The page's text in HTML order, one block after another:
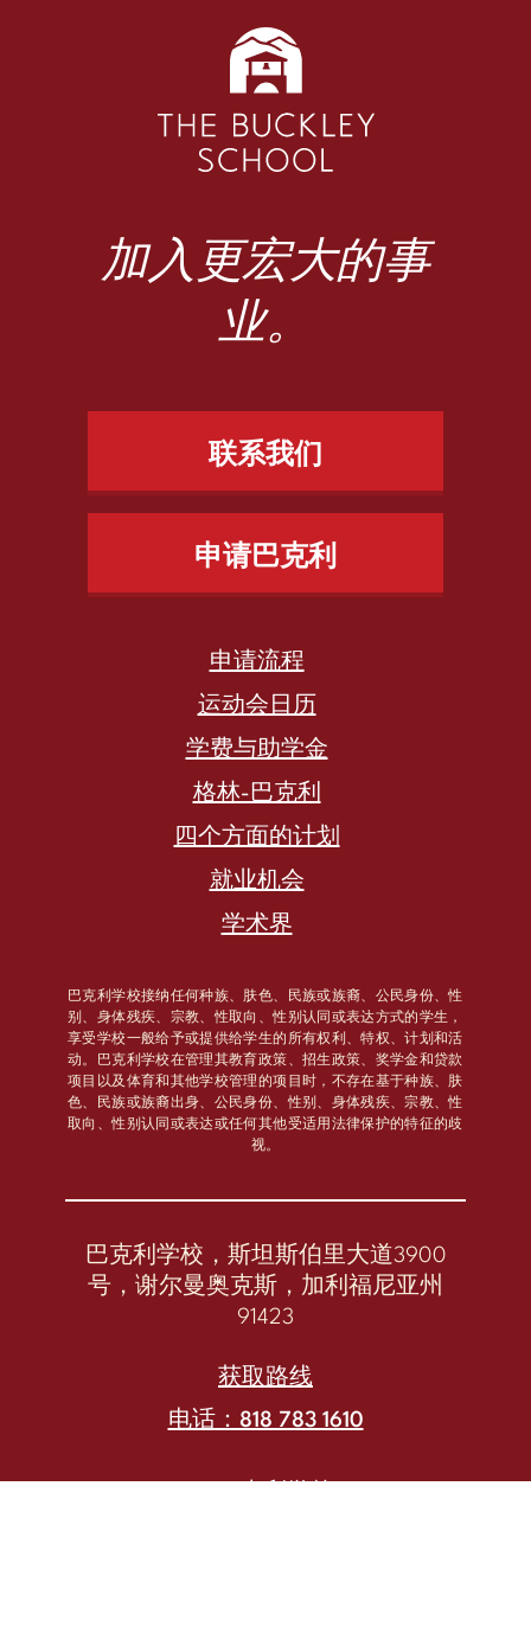
加入更宏大的事
业。
联系我们
申请巴克利
巴克利学校，斯坦斯伯里大道3900
号，谢尔曼奥克斯，加利福尼亚州
91423
获取路线
电话：818 783 1610
申请流程
运动会日历
学费与助学金
格林-巴克利
四个方面的计划
就业机会
学术界
巴克利学校接纳任何种族、肤色、民族或族裔、公民身份、性
别、身体残疾、宗教、性取向、性别认同或表达方式的学生，
享受学校一般给予或提供给学生的所有权利、特权、计划和活
动。巴克利学校在管理其教育政策、招生政策、奖学金和贷款
项目以及体育和其他学校管理的项目时，不存在基于种族、肤
色、民族或族裔出身、公民身份、性别、身体残疾、宗教、性
取向、性别认同或表达或任何其他受适用法律保护的特征的歧
视。